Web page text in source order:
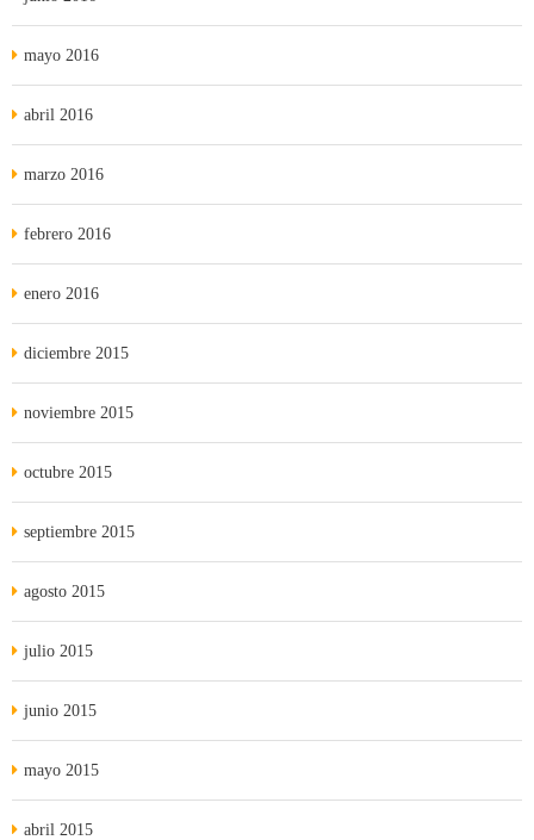
mayo 2016
abril 2016
marzo 2016
febrero 2016
enero 2016
diciembre 2015
noviembre 2015
octubre 2015
septiembre 2015
agosto 2015
julio 2015
junio 2015
mayo 2015
abril 2015